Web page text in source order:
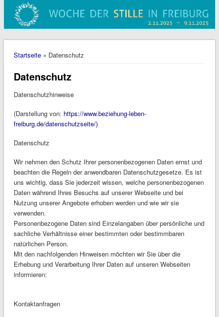
Sie sind hier
Startseite» Datenschutz
Datenschutz
Datenschutzhinweise
(Darstellung von: https://www.beziehung-leben-
freiburg.de/datenschutzseite/)
Datenschutz
Wir nehmen den Schutz Ihrer personenbezogenen Daten ernst und
beachten die Regeln der anwendbaren Datenschutzgesetze. Es ist
uns wichtig, dass Sie jederzeit wissen, welche personenbezogenen
Daten während Ihres Besuchs auf unserer Webseite und bei
Nutzung unserer Angebote erhoben werden und wie wir sie
verwenden.
Personenbezogene Daten sind Einzelangaben über persönliche und
sachliche Verhältnisse einer bestimmten oder bestimmbaren
natürlichen Person.
Mit den nachfolgenden Hinweisen möchten wir Sie über die
Erhebung und Verarbeitung Ihrer Daten auf unseren Webseiten
informieren:
Kontaktanfragen